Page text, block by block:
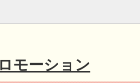
モーション